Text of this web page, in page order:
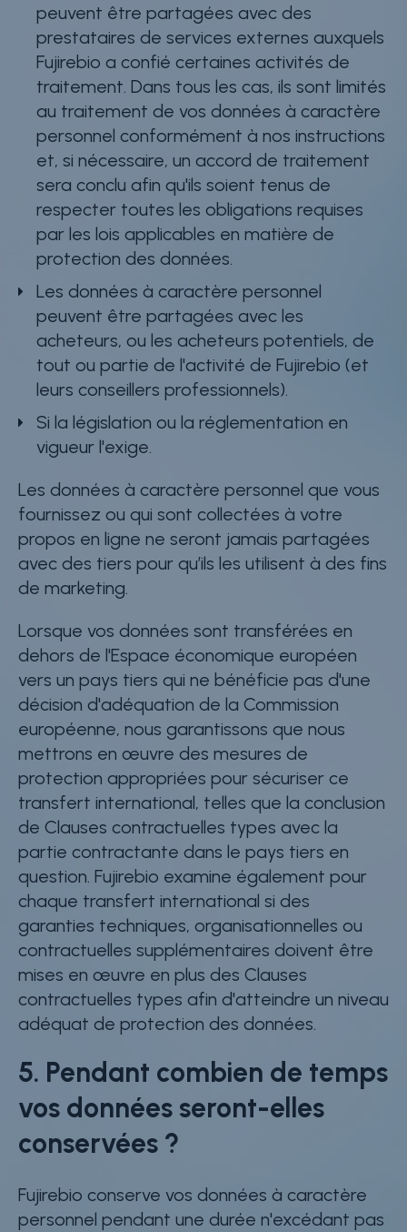
peuvent être partagées avec des
prestataires de services externes auxquels
Fujirebio a confié certaines activités de
traitement. Dans tous les cas, ils sont limités
au traitement de vos données à caractère
personnel conformément à nos instructions
et, si nécessaire, un accord de traitement
sera conclu afin qu'ils soient tenus de
respecter toutes les obligations requises
par les lois applicables en matière de
protection des données.
Les données à caractère personnel
peuvent être partagées avec les
acheteurs, ou les acheteurs potentiels, de
tout ou partie de l'activité de Fujirebio (et
leurs conseillers professionnels).
Si la législation ou la réglementation en
vigueur l'exige.
Les données à caractère personnel que vous
fournissez ou qui sont collectées à votre
propos en ligne ne seront jamais partagées
avec des tiers pour qu’ils les utilisent à des fins
de marketing.
Lorsque vos données sont transférées en
dehors de l'Espace économique européen
vers un pays tiers qui ne bénéficie pas d'une
décision d'adéquation de la Commission
européenne, nous garantissons que nous
mettrons en œuvre des mesures de
protection appropriées pour sécuriser ce
transfert international, telles que la conclusion
de Clauses contractuelles types avec la
partie contractante dans le pays tiers en
question. Fujirebio examine également pour
chaque transfert international si des
garanties techniques, organisationnelles ou
contractuelles supplémentaires doivent être
mises en œuvre en plus des Clauses
contractuelles types afin d'atteindre un niveau
adéquat de protection des données.
5. Pendant combien de temps
vos données seront-elles
conservées ?
Fujirebio conserve vos données à caractère
personnel pendant une durée n'excédant pas